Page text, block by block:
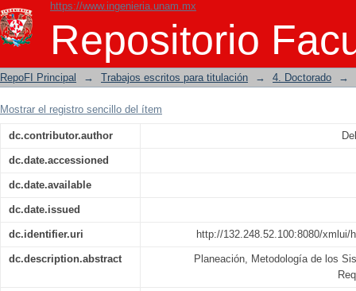
https://www.ingenieria.unam.mx
Repositorio
Extensión optimizante a la Cruz
RepoFI Principal → Trabajos escritos para titulación → 4. Doctorado →
Mostrar el registro sencillo del ítem
dc.contributor.author
dc.date.accessioned
dc.date.available
dc.date.issued
dc.identifier.uri http://132.248.52.100:8080/xmlui/
dc.description.abstract
Planeación, Metodología de los